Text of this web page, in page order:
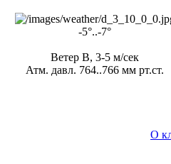
-5°..-7°
Ветер В, 3-5 м/сек
Атм. давл. 764..766 мм рт.ст.
О